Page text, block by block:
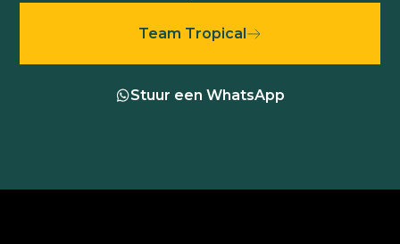
Team Tropical
Stuur een WhatsApp